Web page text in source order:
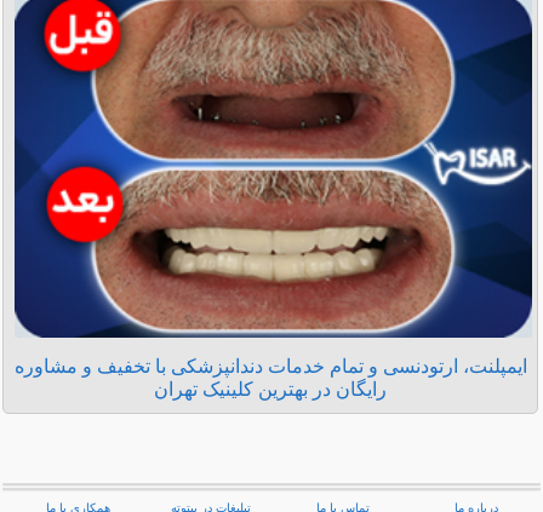
ایمپلنت، ارتودنسی و تمام خدمات دندانپزشکی با تخفیف و مشاوره
رایگان در بهترین کلینیک تهران
درباره ما تماس با ما تبلیغات در بیتوته همکاری با ما